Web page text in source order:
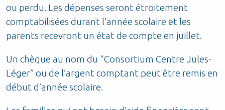
ou perdu. Les dépenses seront étroitement
comptabilisées durant l’année scolaire et les
parents recevront un état de compte en juillet.
Un chèque au nom du “Consortium Centre Jules-
Léger” ou de l’argent comptant peut être remis en
début d’année scolaire.